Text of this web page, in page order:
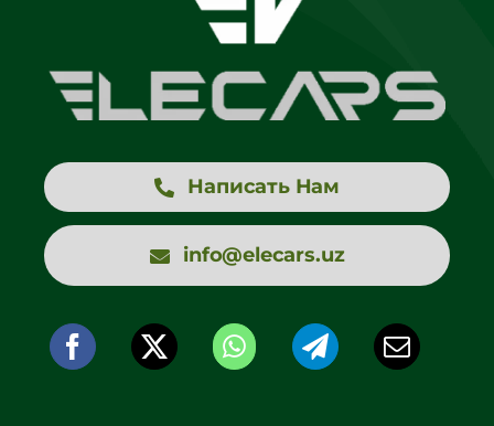
Написать Нам
info@elecars.uz